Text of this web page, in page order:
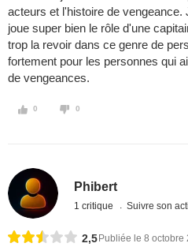
acteurs et l'histoire de vengeance.
joue super bien le rôle d'une
trop la revoir dans ce genre de
fortement pour les personnes qui
de vengeances.
0 0
Phibert
1 critique Suivre son
2,5 Publiée le 8 octobre